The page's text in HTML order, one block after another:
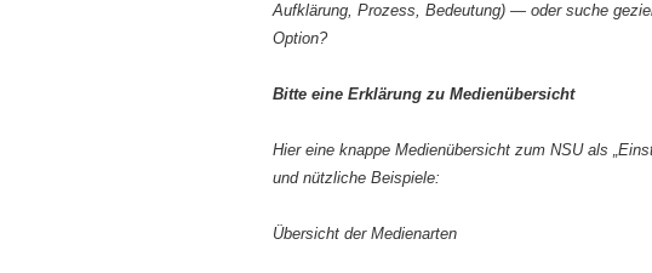
Aufklärung, Prozess, Bedeutung) — oder suche
Option?
Bitte eine Erklärung zu Medienübersicht
Hier eine knappe Medienübersicht zum NSU als
und nützliche Beispiele:
Übersicht der Medienarten